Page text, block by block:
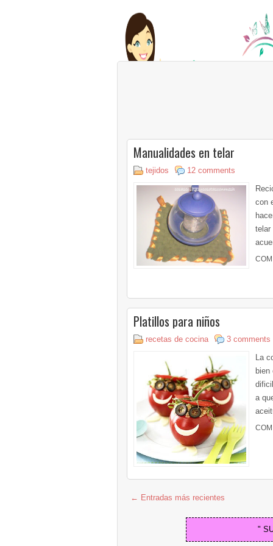
Manualidades en telar
tejidos
12 comments
con
telar
Platillos para niños
recetas de cocina
3 comments
La
a
← Entradas más recientes
"